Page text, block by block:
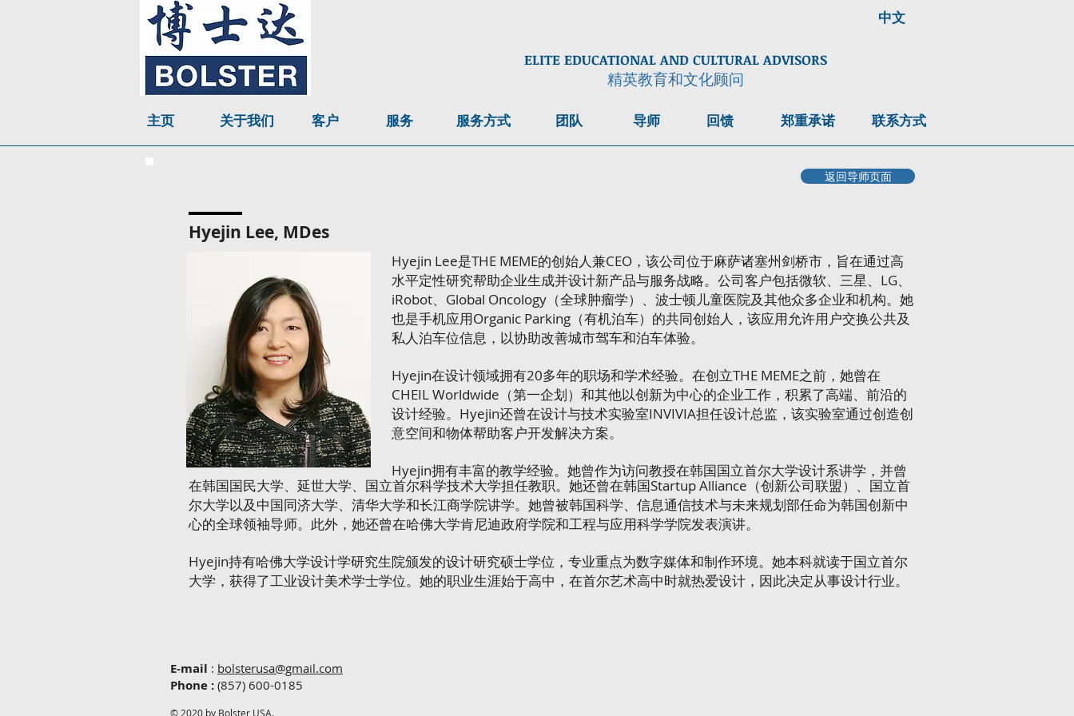
中文
ELITE EDUCATIONAL AND CULTURAL ADVISORS
精英教育和文化顾问
主页 关于我们 客户 服务 服务方式 团队 导师 回馈 郑重承诺 联系方式
Hyejin Lee, MDes
Hyejin Lee是THE MEME的创始人兼CEO，该公司位于麻萨诸塞州剑桥市，旨在通过高
水平定性研究帮助企业生成并设计新产品与服务战略。公司客户包括微软、三星、LG、
iRobot、Global Oncology（全球肿瘤学）、波士顿儿童医院及其他众多企业和机构。她
也是手机应用Organic Parking（有机泊车）的共同创始人，该应用允许用户交换公共及
私人泊车位信息，以协助改善城市驾车和泊车体验。
Hyejin在设计领域拥有20多年的职场和学术经验。在创立THE MEME之前，她曾在
CHEIL Worldwide（第一企划）和其他以创新为中心的企业工作，积累了高端、前沿的
设计经验。Hyejin还曾在设计与技术实验室INVIVIA担任设计总监，该实验室通过创造创
意空间和物体帮助客户开发解决方案。
Hyejin拥有丰富的教学经验。她曾作为访问教授在韩国国立首尔大学设计系讲学，并曾
在韩国国民大学、延世大学、国立首尔科学技术大学担任教职。她还曾在韩国Startup Alliance（创新公司联盟）、国立首
尔大学以及中国同济大学、清华大学和长江商学院讲学。她曾被韩国科学、信息通信技术与未来规划部任命为韩国创新中
心的全球领袖导师。此外，她还曾在哈佛大学肯尼迪政府学院和工程与应用科学学院发表演讲。
Hyejin持有哈佛大学设计学研究生院颁发的设计研究硕士学位，专业重点为数字媒体和制作环境。她本科就读于国立首尔
大学，获得了工业设计美术学士学位。她的职业生涯始于高中，在首尔艺术高中时就热爱设计，因此决定从事设计行业。
返回导师页面
E-mail : bolsterusa@gmail.com
Phone : (857) 600-0185
© 2020 by Bolster USA.